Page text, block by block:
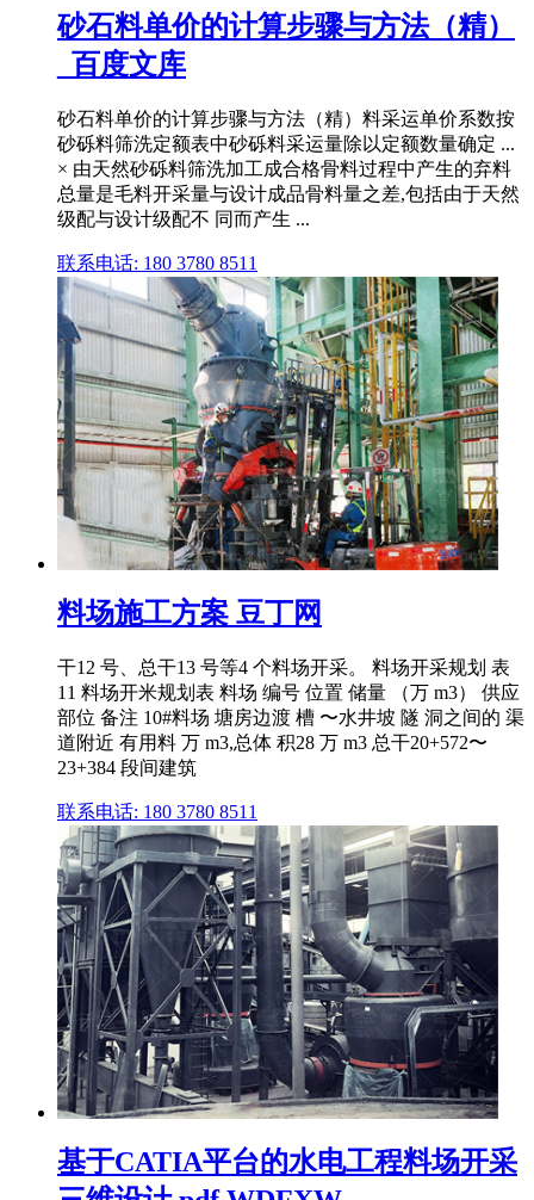
砂石料单价的计算步骤与方法（精）
_百度文库
砂石料单价的计算步骤与方法（精）料采运单价系数按
砂砾料筛洗定额表中砂砾料采运量除以定额数量确定 ...
× 由天然砂砾料筛洗加工成合格骨料过程中产生的弃料
总量是毛料开采量与设计成品骨料量之差,包括由于天然
级配与设计级配不 同而产生 ...
联系电话: 180 3780 8511
料场施工方案 豆丁网
干12 号、总干13 号等4 个料场开采。 料场开采规划 表
11 料场开米规划表 料场 编号 位置 储量 （万 m3） 供应
部位 备注 10#料场 塘房边渡 槽 〜水井坡 隧 洞之间的 渠
道附近 有用料 万 m3,总体 积28 万 m3 总干20+572〜
23+384 段间建筑
联系电话: 180 3780 8511
基于CATIA平台的水电工程料场开采